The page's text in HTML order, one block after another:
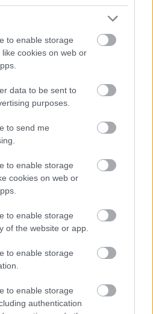
to enable storage
cookies on web or
data to be sent to
purposes.
to send me
to enable storage
cookies on web or
to enable storage
of the website or app.
to enable storage
to enable storage
authentication
megkapta idei második büntetését
vállalásaival kapcsolatban. A
mert visszalépett attól az
a ranglistán, mert nem tesznek
tett ígéreteiknek, ilyen vállalatok
terén mutatkozik
dicséretet érdemel a saját TV-
újrahasznosítására tett
ez az első ilyen fajta program a TV-
célzó jelenlegi visszavételi
megtalálhatókitt.